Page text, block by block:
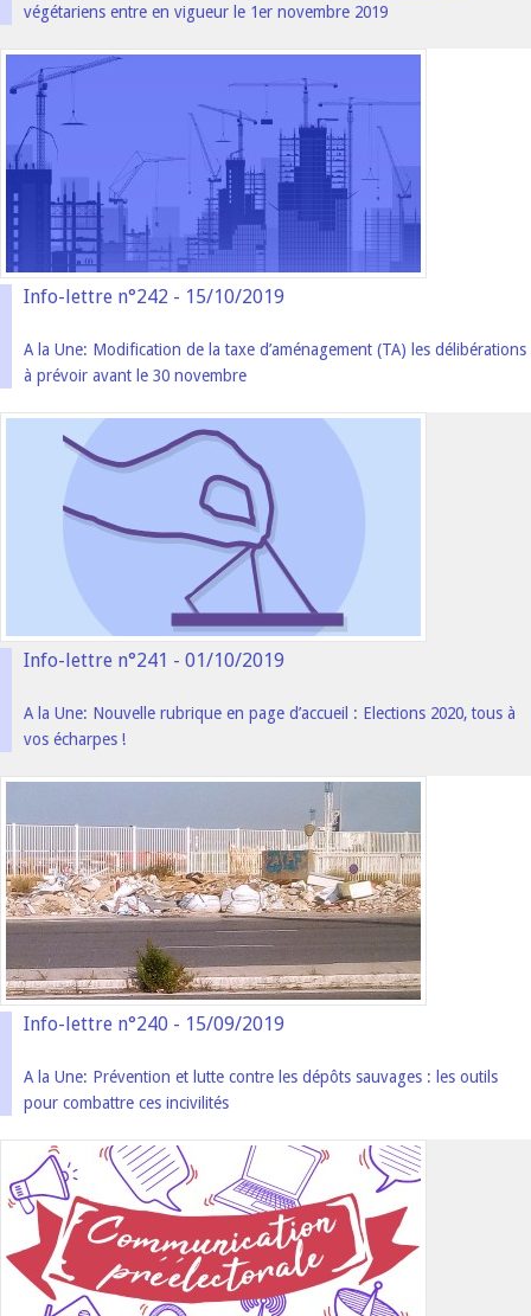
végétariens entre en vigueur le 1er novembre 2019
Info-lettre n°242 - 15/10/2019
A la Une: Modification de la taxe d’aménagement (TA) les délibérations
à prévoir avant le 30 novembre
Info-lettre n°241 - 01/10/2019
A la Une: Nouvelle rubrique en page d’accueil : Elections 2020, tous à
vos écharpes !
Info-lettre n°240 - 15/09/2019
A la Une: Prévention et lutte contre les dépôts sauvages : les outils
pour combattre ces incivilités